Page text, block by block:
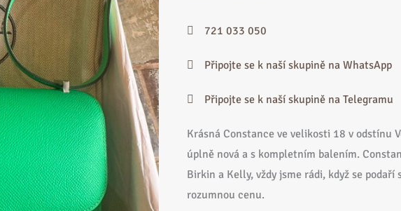
721 033 050
Připojte se k naší skupině na WhatsApp
Připojte se k naší skupině na Telegramu
Krásná Constance ve velikosti 18 v odstínu
úplně nová a s kompletním balením.
Birkin a Kelly, vždy jsme rádi, když se podaří
rozumnou cenu.